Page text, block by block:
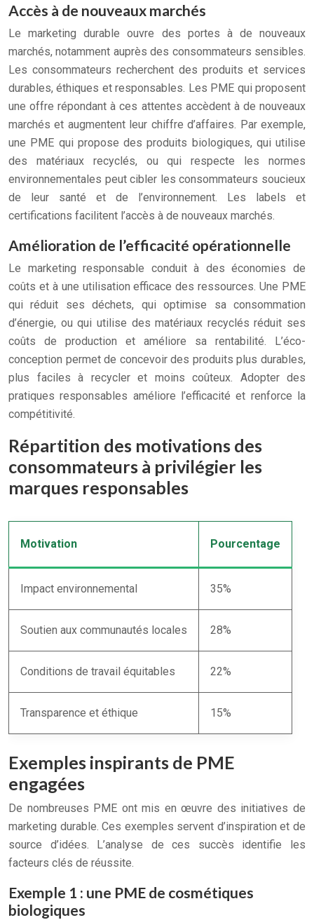
Accès à de nouveaux marchés
Le marketing durable ouvre des portes à de nouveaux
marchés, notamment auprès des consommateurs sensibles.
Les consommateurs recherchent des produits et services
durables, éthiques et responsables. Les PME qui proposent
une offre répondant à ces attentes accèdent à de nouveaux
marchés et augmentent leur chiffre d’affaires. Par exemple,
une PME qui propose des produits biologiques, qui utilise
des matériaux recyclés, ou qui respecte les normes
environnementales peut cibler les consommateurs soucieux
de leur santé et de l’environnement. Les labels et
certifications facilitent l’accès à de nouveaux marchés.
Amélioration de l’efficacité opérationnelle
Le marketing responsable conduit à des économies de
coûts et à une utilisation efficace des ressources. Une PME
qui réduit ses déchets, qui optimise sa consommation
d’énergie, ou qui utilise des matériaux recyclés réduit ses
coûts de production et améliore sa rentabilité. L’éco-
conception permet de concevoir des produits plus durables,
plus faciles à recycler et moins coûteux. Adopter des
pratiques responsables améliore l’efficacité et renforce la
compétitivité.
Répartition des motivations des
consommateurs à privilégier les
marques responsables
Motivation Pourcentage
Impact environnemental 35%
Soutien aux communautés locales 28%
Conditions de travail équitables 22%
Transparence et éthique 15%
Exemples inspirants de PME
engagées
De nombreuses PME ont mis en œuvre des initiatives de
marketing durable. Ces exemples servent d’inspiration et de
source d’idées. L’analyse de ces succès identifie les
facteurs clés de réussite.
Exemple 1 : une PME de cosmétiques
biologiques